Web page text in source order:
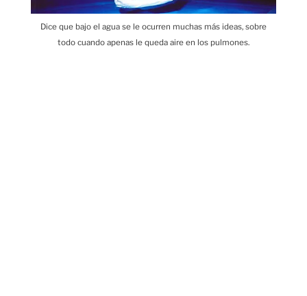
Dice que bajo el agua se le ocurren muchas más ideas, sobre
todo cuando apenas le queda aire en los pulmones.